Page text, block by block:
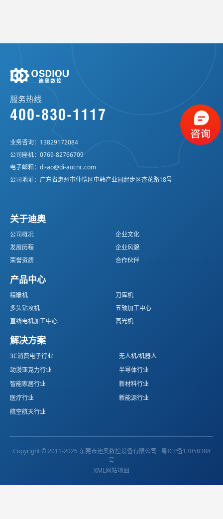
服务热线
400-830-1117
业务咨询： 13829172084
公司座机： 0769-82766709
电子邮箱： di-ao@di-aocnc.com
公司地址：广东省惠州市仲恺区中韩产业园起步区杏花路18号
关于迪奥
公司概况
企业文化
发展历程
企业风貌
荣誉资质
合作伙伴
产品中心
精雕机
刀库机
多头钻攻机
五轴加工中心
直线电机加工中心
高光机
解决方案
3C消费电子行业
无人机/机器人
动漫亚克力行业
半导体行业
智能家居行业
新材料行业
医疗行业
新能源行业
航空航天行业
Copyright © 2011-2026 东莞市迪奥数控设备有限公司 · 粤ICP备13058388
号
XML网站地图